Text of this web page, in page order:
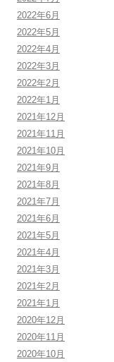
2022年6月
2022年5月
2022年4月
2022年3月
2022年2月
2022年1月
2021年12月
2021年11月
2021年10月
2021年9月
2021年8月
2021年7月
2021年6月
2021年5月
2021年4月
2021年3月
2021年2月
2021年1月
2020年12月
2020年11月
2020年10月